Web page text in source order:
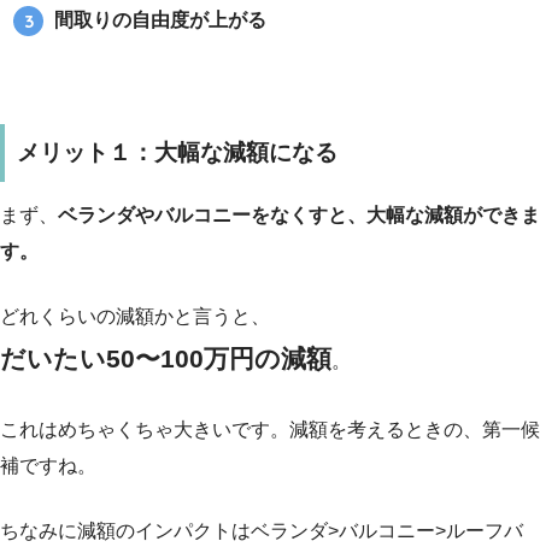
間取りの自由度が上がる
メリット１：大幅な減額になる
まず、 ベランダやバルコニーをなくすと、大幅な減額ができま
す。
どれくらいの減額かと言うと、
だいたい50〜100万円の減額。
これはめちゃくちゃ大きいです。減額を考えるときの、第一候
補ですね。
ちなみに減額のインパクトはベランダ>バルコニー>ルーフバ